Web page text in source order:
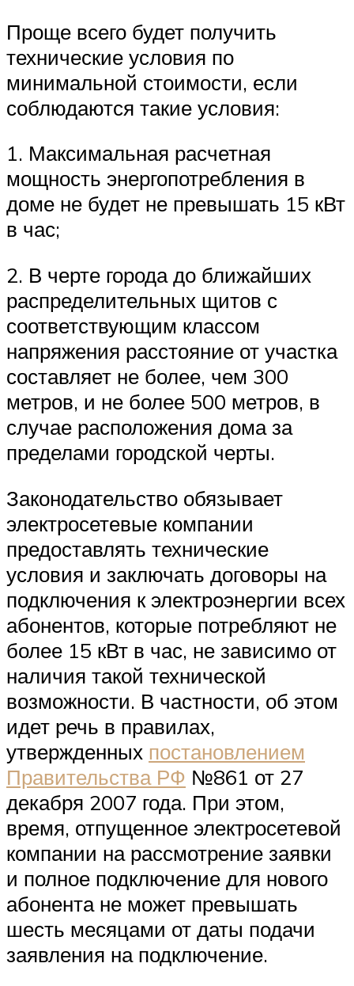
Проще всего будет получить
технические условия по
минимальной стоимости, если
соблюдаются такие условия:
1. Максимальная расчетная
мощность энергопотребления в
доме не будет не превышать 15 кВт
в час;
2. В черте города до ближайших
распределительных щитов с
соответствующим классом
напряжения расстояние от участка
составляет не более, чем 300
метров, и не более 500 метров, в
случае расположения дома за
пределами городской черты.
Законодательство обязывает
электросетевые компании
предоставлять технические
условия и заключать договоры на
подключения к электроэнергии всех
абонентов, которые потребляют не
более 15 кВт в час, не зависимо от
наличия такой технической
возможности. В частности, об этом
идет речь в правилах,
утвержденных постановлением
Правительства РФ №861 от 27
декабря 2007 года. При этом,
время, отпущенное электросетевой
компании на рассмотрение заявки
и полное подключение для нового
абонента не может превышать
шесть месяцами от даты подачи
заявления на подключение.